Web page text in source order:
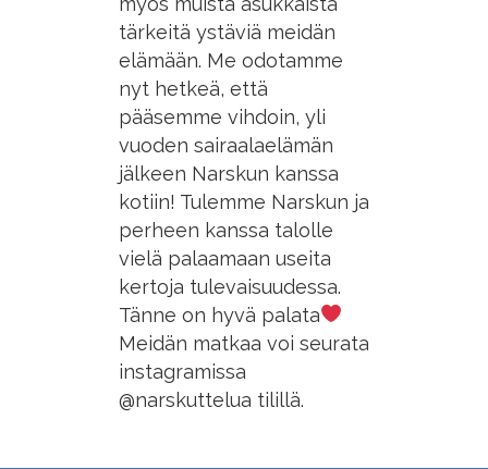
tärkeitä ystäviä meidän
elämään. Me odotamme
nyt hetkeä, että
pääsemme vihdoin, yli
vuoden sairaalaelämän
jälkeen Narskun kanssa
kotiin! Tulemme Narskun ja
perheen kanssa talolle
vielä palaamaan useita
kertoja tulevaisuudessa.
Tänne on hyvä palata
Meidän matkaa voi seurata
instagramissa
@narskuttelua tilillä.